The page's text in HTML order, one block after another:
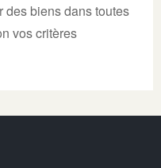
des biens dans toutes
vos critères